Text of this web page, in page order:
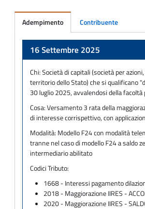
Adempimento Contribuente
16 Settembre 2025
Chi:Società di capitali (società per
territorio dello Stato) che si qualificano
30 luglio 2025, avvalendosi della
Cosa:Versamento 3 rata della
di interesse corrispettivo, con
Modalità: Modello F24 con modalità
tranne nel caso di modello F24 a saldo
intermediario abilitato
Codici Tributo:
1668 - Interessi pagamento
2018 - Maggiorazione IIRES -
2020 - Maggiorazione IIRES -